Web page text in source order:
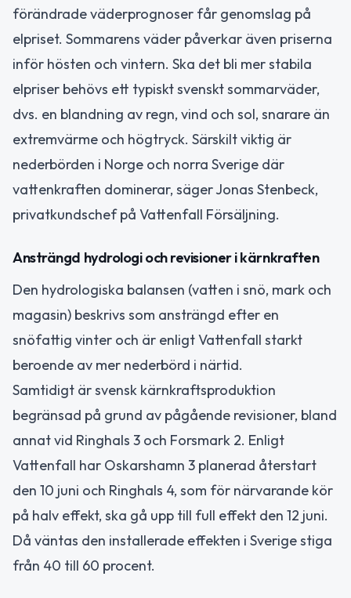
förändrade väderprognoser får genomslag på
elpriset. Sommarens väder påverkar även priserna
inför hösten och vintern. Ska det bli mer stabila
elpriser behövs ett typiskt svenskt sommarväder,
dvs. en blandning av regn, vind och sol, snarare än
extremvärme och högtryck. Särskilt viktig är
nederbörden i Norge och norra Sverige där
vattenkraften dominerar, säger Jonas Stenbeck,
privatkundschef på Vattenfall Försäljning.
Ansträngd hydrologi och revisioner i kärnkraften
Den hydrologiska balansen (vatten i snö, mark och
magasin) beskrivs som ansträngd efter en
snöfattig vinter och är enligt Vattenfall starkt
beroende av mer nederbörd i närtid.
Samtidigt är svensk kärnkraftsproduktion
begränsad på grund av pågående revisioner, bland
annat vid Ringhals 3 och Forsmark 2. Enligt
Vattenfall har Oskarshamn 3 planerad återstart
den 10 juni och Ringhals 4, som för närvarande kör
på halv effekt, ska gå upp till full effekt den 12 juni.
Då väntas den installerade effekten i Sverige stiga
från 40 till 60 procent.